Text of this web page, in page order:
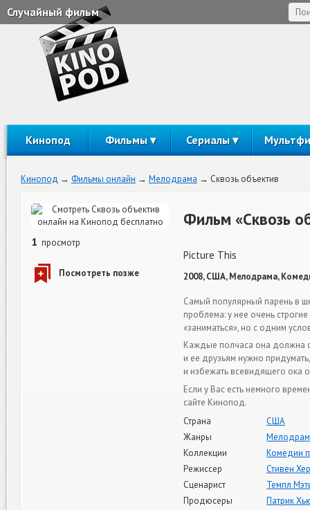
Случайный фильм
Кинопод Фильмы Сериалы
Кинопод Фильмы онлайн Мелодрама Сквозь объектив
1 просмотр
Фильм «Сквозь
Picture This
2008, США, Мелодрама,
Самый популярный парень в
проблема: у нее очень
«заниматься», но с одним
Каждые полчаса она должна
и ее друзьям нужно
и избежать всевидящего ока
Если у Вас есть немного
сайте Кинопод.
Страна
США
Жанры
Коллекции
Комедии
Режиссер
Стивен
Сценарист
Темпл
Продюсеры
Патрик